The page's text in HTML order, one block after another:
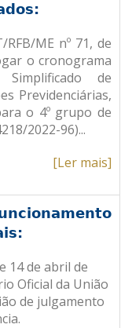
ME nº 71, de
o cronograma
de
Previdenciárias,
o 4º grupo de
2022-96)...
[Ler mais]
14 de abril de
Oficial da União
de julgamento